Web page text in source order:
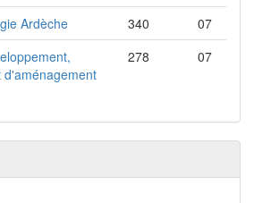
Ardèche 340
07
278 07